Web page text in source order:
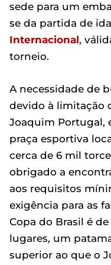
sede para um
se da partida de
Internacional,
torneio.
A necessidade de
devido à limitação
Joaquim Portugal,
praça esportiva
cerca de 6 mil
obrigado a
aos requisitos
exigência para as
Copa do Brasil é
lugares, um
superior ao que o